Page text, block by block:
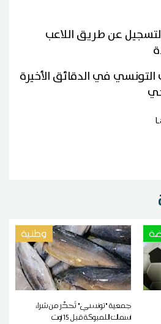
عن طريق اللاعب
في الدقائق الأخيرة
وطنية
جمعية "تونسي" تُحذّر من شراء
أسماك اللمبوكة قبل 15 أوت